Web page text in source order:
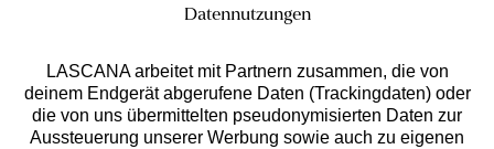
Services
Datennutzungen
LASCANA arbeitet mit Partnern zusammen, die von
deinem Endgerät abgerufene Daten (Trackingdaten) oder
die von uns übermittelten pseudonymisierten Daten zur
Aussteuerung unserer Werbung sowie auch zu eigenen